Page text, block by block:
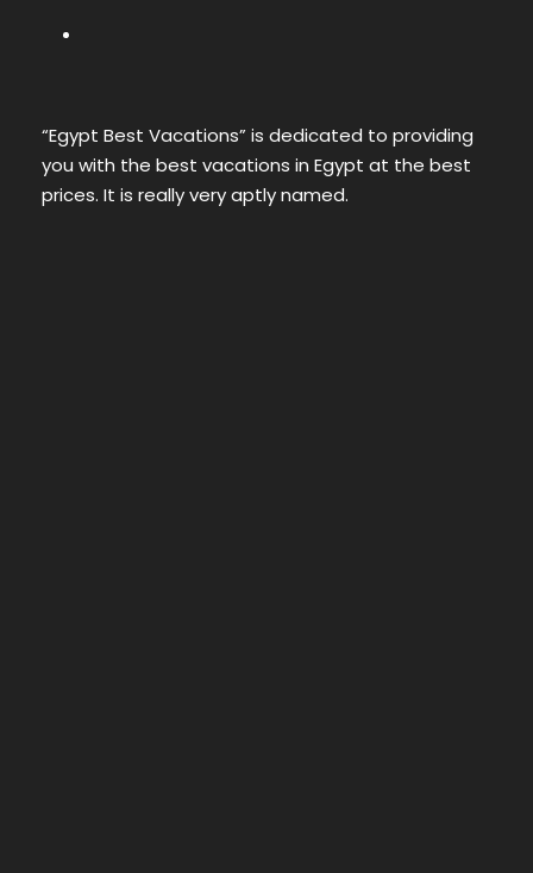
“Egypt Best Vacations” is dedicated to providing
you with the best vacations in Egypt at the best
prices. It is really very aptly named.